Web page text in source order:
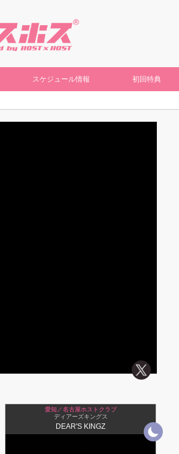
スケジュール情報 初回特典
愛知／名古屋ホストクラブ
ディアーズキングス
DEAR'S KINGZ